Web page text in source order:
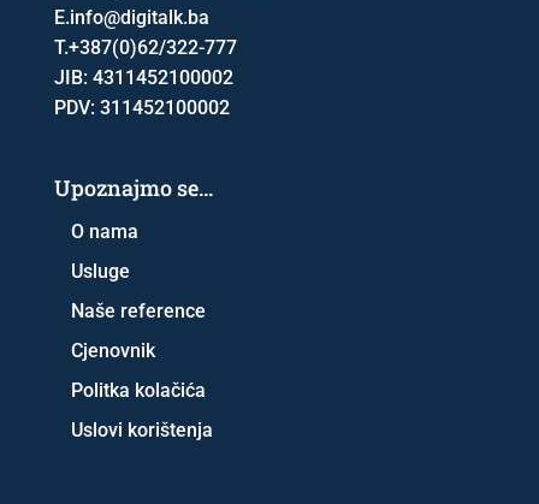
E.info@digitalk.ba
T.+387(0)62/322-777
JIB: 4311452100002
PDV: 311452100002
Upoznajmo se…
O nama
Usluge
Naše reference
Cjenovnik
Politka kolačića
Uslovi korištenja